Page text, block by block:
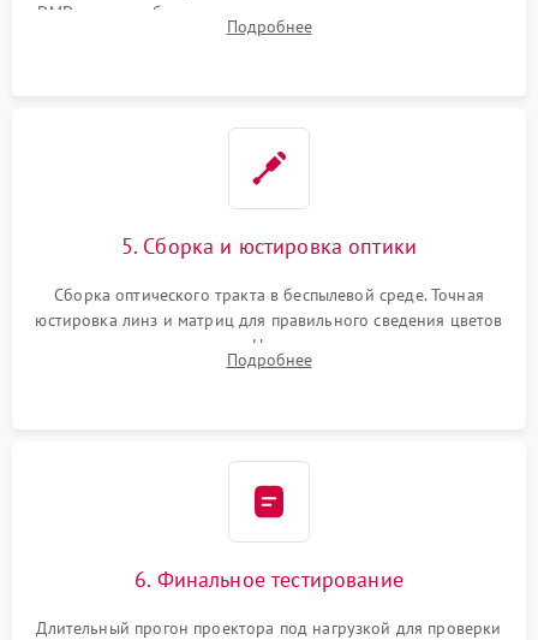
DMD-чипа при битых пикселях, установка нового цветового
колеса или восстановление сгоревших поляризационных
Подробнее
5. Сборка и юстировка оптики
Сборка оптического тракта в беспылевой среде. Точная
юстировка линз и матриц для правильного сведения цветов
и устранения размытия. Надежное подключение всех
шлейфов, установка датчиков и закрытие корпуса
Подробнее
6. Финальное тестирование
Длительный прогон проектора под нагрузкой для проверки